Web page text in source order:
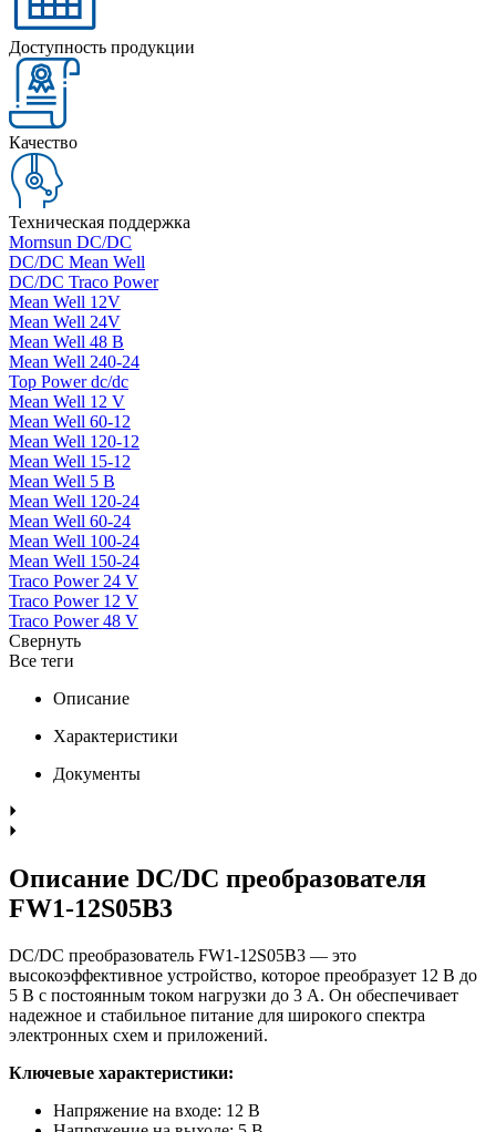
Доступность продукции
Качество
Техническая поддержка
Mornsun DC/DC
DC/DC Mean Well
DC/DC Traco Power
Mean Well 12V
Mean Well 24V
Mean Well 48 В
Mean Well 240-24
Top Power dc/dc
Mean Well 12 V
Mean Well 60-12
Mean Well 120-12
Mean Well 15-12
Mean Well 5 В
Mean Well 120-24
Mean Well 60-24
Mean Well 100-24
Mean Well 150-24
Traco Power 24 V
Traco Power 12 V
Traco Power 48 V
Свернуть
Все теги
Описание
Характеристики
Документы
Описание DC/DC преобразователя
FW1-12S05B3
DC/DC преобразователь FW1-12S05B3 — это
высокоэффективное устройство, которое преобразует 12 В до
5 В с постоянным током нагрузки до 3 А. Он обеспечивает
надежное и стабильное питание для широкого спектра
электронных схем и приложений.
Ключевые характеристики:
Напряжение на входе: 12 В